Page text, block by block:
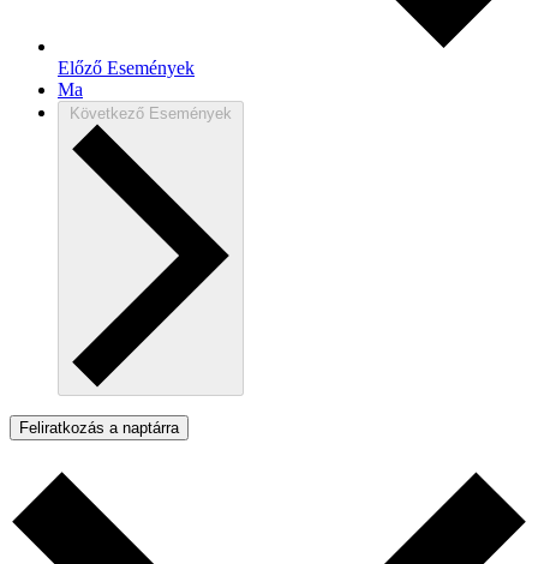
Előző Események
Ma
Következő Események
Feliratkozás a naptárra